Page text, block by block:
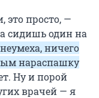
это просто, —
сидишь один на
ничего
нараспашку
Ну и порой
врачей — я